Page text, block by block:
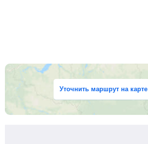
Уточнить маршрут на карте